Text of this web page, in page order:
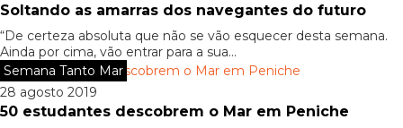
Soltando as amarras dos navegantes do futuro
“De certeza absoluta que não se vão esquecer desta semana.
Ainda por cima, vão entrar para a sua...
Semana Tanto Mar
28 agosto 2019
50 estudantes descobrem o Mar em Peniche